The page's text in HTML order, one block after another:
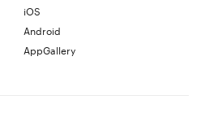
iOS
Android
AppGallery